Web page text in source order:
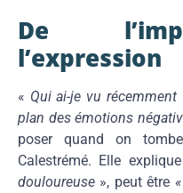
De
l’expression
« Qui ai-je vu récemment
plan des émotions
poser quand on
Calestrémé. Elle
douloureuse », peut être